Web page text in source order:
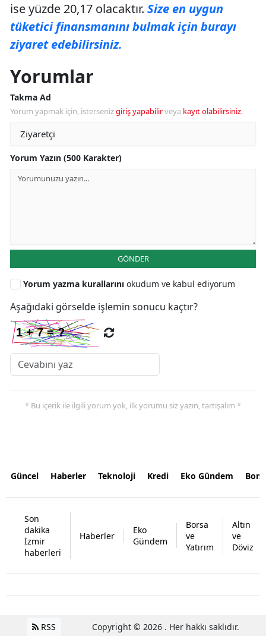
ise yüzde 20,17 olacaktır. Size en uygun
tüketici finansmanını bulmak için burayı
ziyaret edebilirsiniz.
Yorumlar
Takma Ad
Yorum yapmak için, istersenizgiriş yapabilirveya kayıt olabilirsiniz.
Yorum Yazın (500 Karakter)
GÖNDER
Yorum yazma kurallarını okudum ve kabul ediyorum
Aşağıdaki görselde işlemin sonucu kaçtır?
* Bu içerik ile ilgili yorum yok, ilk yorumu siz yazın, tartışalım *
Güncel Haberler Teknoloji Kredi Eko Gündem
Son
dakika
İzmir
haberleri
Haberler
Eko
Gündem
Borsa
ve
Yatırım
Altın
ve
Döviz
RSS Copyright © 2026 . Her hakkı saklıdır.